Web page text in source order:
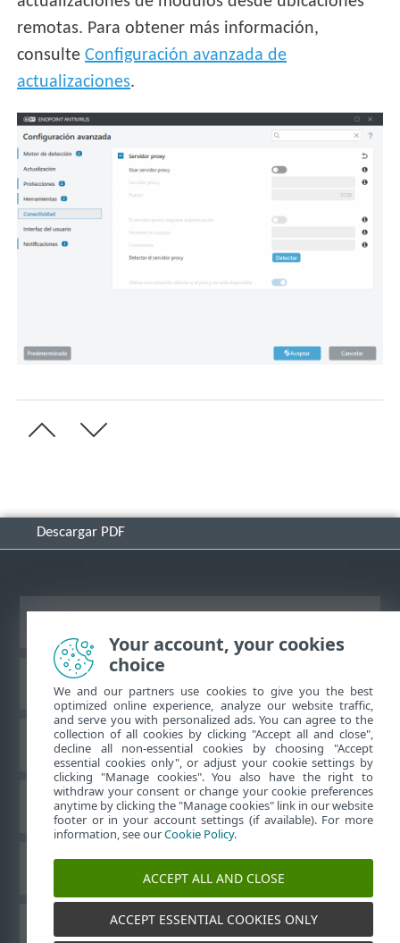
remotas. Para obtener más información,
consulteConfiguración avanzada de
actualizaciones.
Descargar PDF
Base de conocimiento de ESET
Foro de ESET
Soporte regional
Guías para el usuario ESET
Your account, your cookies
choice
We and our partners use cookies to give you the best
optimized online experience, analyze our website traffic,
and serve you with personalized ads. You can agree to the
collection of all cookies by clicking "Accept all and close",
decline all non-essential cookies by choosing "Accept
essential cookies only", or adjust your cookie settings by
clicking "Manage cookies". You also have the right to
withdraw your consent or change your cookie preferences
anytime by clicking the "Manage cookies" link in our website
footer or in your account settings (if available). For more
information, see ourCookie Policy.
ACCEPT ALL AND CLOSE
ACCEPT ESSENTIAL COOKIES ONLY